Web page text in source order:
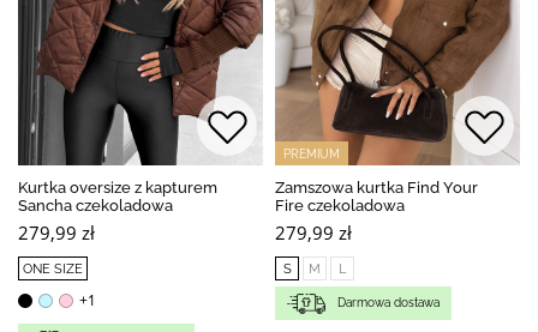
Kurtka oversize z kapturem
Sancha czekoladowa
279,99 zł
ONE SIZE
+1
PREMIUM
Zamszowa kurtka Find Your
Fire czekoladowa
279,99 zł
S M L
Darmowa dostawa